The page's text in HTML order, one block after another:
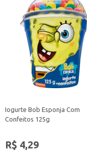
Iogurte Bob Esponja Com
Confeitos 125g
R$ 4,29